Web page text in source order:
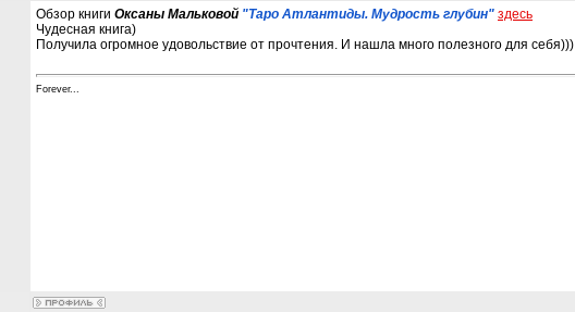
Обзор книги Оксаны Мальковой "Таро Атлантиды. Мудрость глубин" здесь
Чудесная книга)
Получила огромное удовольствие от прочтения. И нашла много полезного для себя)))
Forever...